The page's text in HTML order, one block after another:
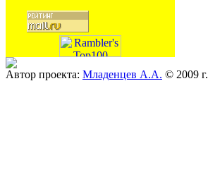
Автор проекта: Младенцев А.А. © 2009 г.